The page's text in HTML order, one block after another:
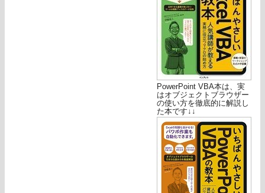
PowerPoint VBA本は、実
はオブジェクトブラウザー
の使い方を徹底的に解説し
た本です↓↓